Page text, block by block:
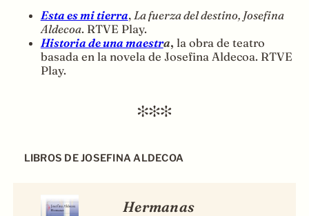
Esta es mi tierra, La fuerza del destino, Josefina
Aldecoa. RTVE Play.
Historia de una maestra, la obra de teatro
basada en la novela de Josefina Aldecoa. RTVE
Play.
LIBROS DE JOSEFINA ALDECOA
Hermanas